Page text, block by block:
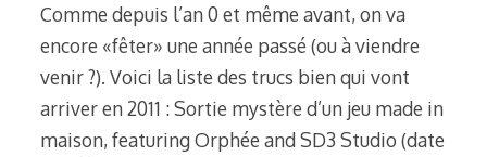
Comme depuis l’an 0 et même avant, on va
encore «fêter» une année passé (ou à viendre
venir ?). Voici la liste des trucs bien qui vont
arriver en 2011 : Sortie mystère d’un jeu made in
maison, featuring Orphée and SD3 Studio (date